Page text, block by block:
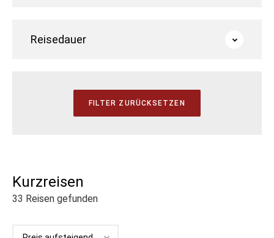
Reisedauer
Kurzreisen
33 Reisen gefunden